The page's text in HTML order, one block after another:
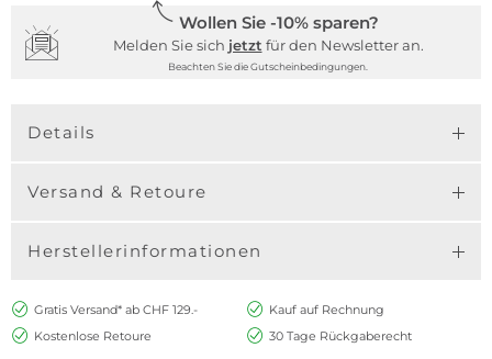
Wollen Sie -10% sparen?
Melden Sie sich jetzt für den Newsletter an.
Beachten Sie die Gutscheinbedingungen.
Details
Versand & Retoure
Herstellerinformationen
Gratis Versand* ab CHF 129.-
Kauf auf Rechnung
Kostenlose Retoure
30 Tage Rückgaberecht